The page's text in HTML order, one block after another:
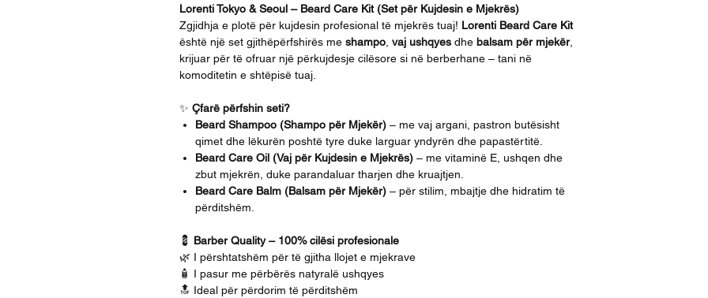
Lorenti Tokyo & Seoul – Beard Care Kit (Set për Kujdesin e Mjekrës)
Zgjidhja e plotë për kujdesin profesional të mjekrës tuaj! Lorenti Beard Care Kit
është një set gjithëpërfshirës me shampo, vaj ushqyes dhe balsam për mjekër,
krijuar për të ofruar një përkujdesje cilësore si në berberhane – tani në
komoditetin e shtëpisë tuaj.
✨ Çfarë përfshin seti?
Beard Shampoo (Shampo për Mjekër) – me vaj argani, pastron butësisht
qimet dhe lëkurën poshtë tyre duke larguar yndyrën dhe papastërtitë.
Beard Care Oil (Vaj për Kujdesin e Mjekrës) – me vitaminë E, ushqen dhe
zbut mjekrën, duke parandaluar tharjen dhe kruajtjen.
Beard Care Balm (Balsam për Mjekër) – për stilim, mbajtje dhe hidratim të
përditshëm.
💈 Barber Quality – 100% cilësi profesionale
🌿 I përshtatshëm për të gjitha llojet e mjekrave
🧴 I pasur me përbërës natyralë ushqyes
🔝 Ideal për përdorim të përditshëm